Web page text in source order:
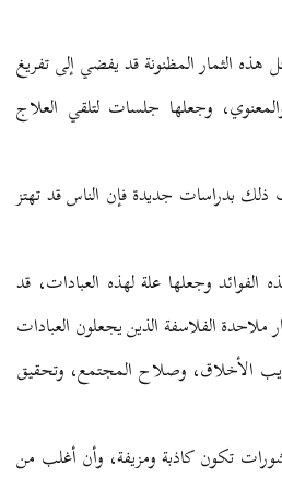
هذه الثمار المظنونة قد يفضي إلى تفريغ
وجعلها جلسات لتلقي العلاج
بدراسات جديدة فإن الناس قد تهتز
وجعلها علة لهذه العبادات، قد
الفلاسفة الذين يجعلون العبادات
الأخلاق، وصلاح المجتمع، وتحقيق
تكون كاذبة ومزيفة، وأن أغلب من